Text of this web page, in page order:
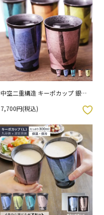
中空二重構造 キーポカップ 銀彩
ズ | 容量200ml （化粧箱入り）
7,700円(税込)